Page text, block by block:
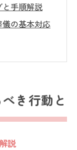
手順解説
の基本対応
支え方
解説
選び方
注意点比較
き行動と
説